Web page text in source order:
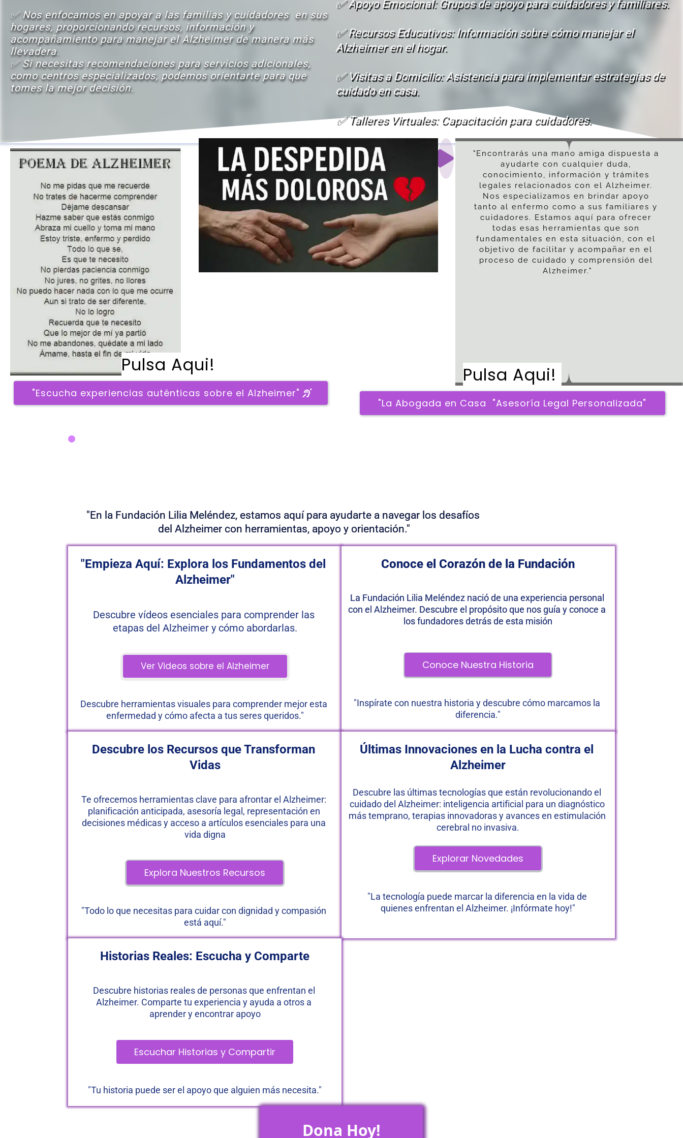
✅ Nos enfocamos en apoyar a las familias y cuidadores  en sus
hogares, proporcionando recursos, información y
acompañamiento para manejar el Alzheimer de manera más
llevadera.
✅ Si necesitas recomendaciones para servicios adicionales,
como centros especializados, podemos orientarte para que
tomes la mejor decisión.
✅ Apoyo Emocional: Grupos de apoyo para cuidadores y familiares.
✅ Recursos Educativos: Información sobre cómo manejar el
Alzheimer en el hogar.
✅ Visitas a Domicilio: Asistencia para implementar estrategias de
cuidado en casa.
✅ Talleres Virtuales: Capacitación para cuidadores.
"Encontrarás una mano amiga dispuesta a
ayudarte con cualquier duda,
conocimiento, información y trámites
legales relacionados con el Alzheimer.
Nos especializamos en brindar apoyo
tanto al enfermo como a sus familiares y
cuidadores. Estamos aquí para ofrecer
todas esas herramientas que son
fundamentales en esta situación, con el
objetivo de facilitar y acompañar en el
proceso de cuidado y comprensión del
Alzheimer."
"Escucha experiencias auténticas sobre el Alzheimer"
Pulsa Aqui!
"La Abogada en Casa  "Asesoría Legal Personalizada"
Pulsa Aqui!
"En la Fundación Lilia Meléndez, estamos aquí para ayudarte a navegar los desafíos
del Alzheimer con herramientas, apoyo y orientación."
"Empieza Aquí: Explora los Fundamentos del
Alzheimer"
Descubre vídeos esenciales para comprender las
etapas del Alzheimer y cómo abordarlas.
Ver Videos sobre el Alzheimer
Descubre herramientas visuales para comprender mejor esta
enfermedad y cómo afecta a tus seres queridos."
Conoce el Corazón de la Fundación
La Fundación Lilia Meléndez nació de una experiencia personal
con el Alzheimer. Descubre el propósito que nos guía y conoce a
los fundadores detrás de esta misión
Conoce Nuestra Historia
"Inspírate con nuestra historia y descubre cómo marcamos la
diferencia."
Descubre los Recursos que Transforman
Vidas
Te ofrecemos herramientas clave para afrontar el Alzheimer:
planificación anticipada, asesoría legal, representación en
decisiones médicas y acceso a artículos esenciales para una
vida digna
Explora Nuestros Recursos
"Todo lo que necesitas para cuidar con dignidad y compasión
está aquí."
Últimas Innovaciones en la Lucha contra el
Alzheimer
Descubre las últimas tecnologías que están revolucionando el
cuidado del Alzheimer: inteligencia artificial para un diagnóstico
más temprano, terapias innovadoras y avances en estimulación
cerebral no invasiva.
Explorar Novedades
"La tecnología puede marcar la diferencia en la vida de
quienes enfrentan el Alzheimer. ¡Infórmate hoy!"
Historias Reales: Escucha y Comparte
Descubre historias reales de personas que enfrentan el
Alzheimer. Comparte tu experiencia y ayuda a otros a
aprender y encontrar apoyo
Escuchar Historias y Compartir
"Tu historia puede ser el apoyo que alguien más necesita."
Dona Hoy!